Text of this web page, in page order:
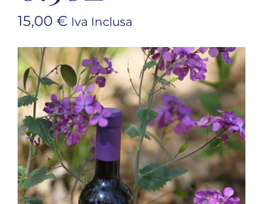
Prodotti
Blog
Contatti
15,00 € Iva Inclusa